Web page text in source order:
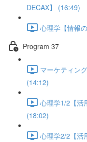
DECAX】 (16:49)
心理学【情報
Program 37
マーケティン
(14:12)
心理学1/2【活
(18:02)
心理学2/2【活